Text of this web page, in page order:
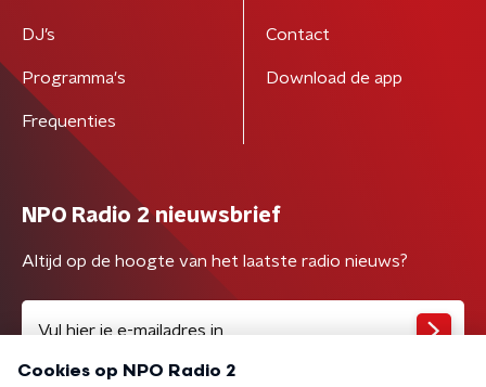
DJ’s
Programma's
Frequenties
Contact
Download de app
NPO Radio 2 nieuwsbrief
Altijd op de hoogte van het laatste radio nieuws?